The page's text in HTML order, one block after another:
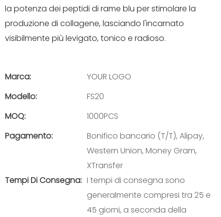
la potenza dei peptidi di rame blu per stimolare la
produzione di collagene, lasciando l'incarnato
visibilmente più levigato, tonico e radioso.
Marca:
YOUR LOGO
Modello:
FS20
MOQ:
1000PCS
Pagamento:
Bonifico bancario (T/T), Alipay,
Western Union, Money Gram,
XTransfer
Tempi Di Consegna: I tempi di consegna sono
generalmente compresi tra 25 e
45 giorni, a seconda della